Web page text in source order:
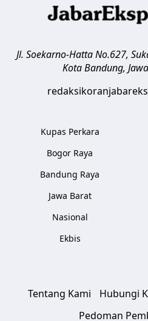
Jl. Soekarno-Hatta No.627,
Kota Bandung,
Kupas Perkara
Bogor Raya
Bandung Raya
Jawa Barat
Nasional
Ekbis
Tentang Kami Hubungi
Pedoman